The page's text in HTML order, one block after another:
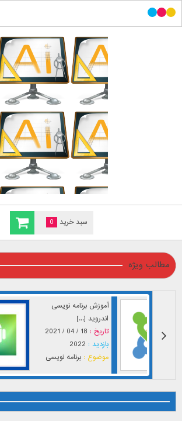
سبد خرید 0
مطالب ویژه
آموزش برنامه نویسی
اندروید [...]
تاریخ : 18 / 04 / 2021
بازدید : 2022
موضوع : برنامه نویسی